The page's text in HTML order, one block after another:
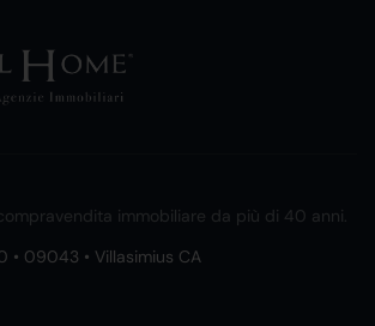
immobiliare da più di 40 anni.
• 09043 • Villasimius CA